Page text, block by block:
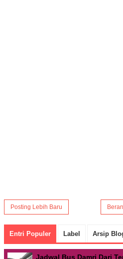
Posting Lebih Baru
Entri Populer Label Arsip
Jadwal Bus Damri Dari